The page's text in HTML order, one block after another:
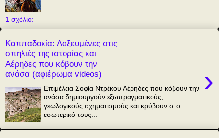
1 σχόλιο:
Καππαδοκία: Λαξευμένες στις
σπηλιές της ιστορίας και
Αέρηδες που κόβουν την
ανάσα (αφιέρωμα videos)
›
Επιμέλεια Σοφία Ντρέκου Αέρηδες που κόβουν την
ανάσα δημιουργούν εξωπραγματικούς,
γεωλογικούς σχηματισμούς και κρύβουν στο
εσωτερικό τους...